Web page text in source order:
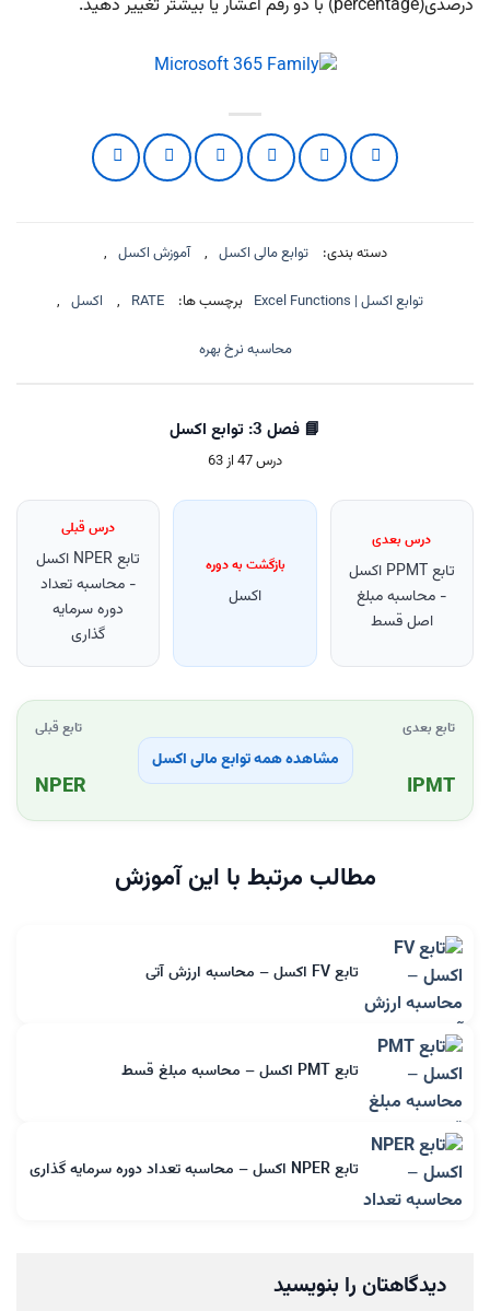
درصدی(percentage) با دو رقم اعشار یا بیشتر تغییر دهید.
دسته بندی: توابع مالی اکسل , آموزش اکسل ,
توابع اکسل | Excel Functions برچسب ها: RATE
, اکسل ,
محاسبه نرخ بهره
📘 فصل 3: توابع اکسل
درس 47 از 63
درس بعدی
تابع PPMT اکسل
- محاسبه مبلغ
اصل قسط
بازگشت به دوره
اکسل
درس قبلی
تابع NPER اکسل
- محاسبه تعداد
دوره سرمایه
گذاری
تابع بعدی
IPMT
مشاهده همه توابع مالی اکسل
تابع قبلی
NPER
مطالب مرتبط با این آموزش
تابع FV اکسل – محاسبه ارزش آتی
تابع PMT اکسل – محاسبه مبلغ قسط
تابع NPER اکسل – محاسبه تعداد دوره سرمایه گذاری
دیدگاهتان را بنویسید